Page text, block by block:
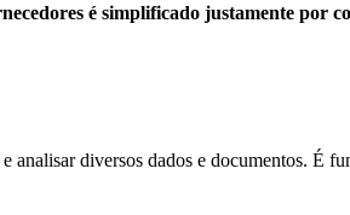
é simplificado justamente por
diversos dados e documentos. É